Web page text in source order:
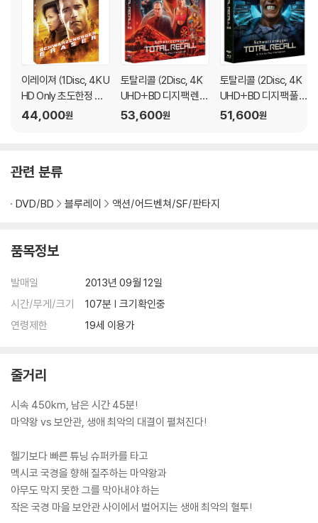
이레이져 (1Disc, 4K U
HD Only 초도한정 슬
립케이스) : 블루레이
44,000원
토탈리콜 (2Disc, 4K
UHD+BD 디지팩 렌티
큘러 풀슬립 한정판)
53,600원
토탈리콜 (2Disc, 4K
UHD+BD 디지팩 풀슬
립 한정판) (A Type) :
51,600원
관련 분류
DVD/BD 블루레이 액션/어드벤쳐/SF/판타지
품목정보
발매일
2013년 09월 12일
시간/무게/크기
107분 | 크기확인중
연령제한
19세 이용가
줄거리
시속 450km, 남은 시간 45분!
마약왕 vs 보안관, 생애 최악의 대결이 펼쳐진다!
헬기보다 빠른 튜닝 슈퍼카를 타고
멕시코 국경을 향해 질주하는 마약왕과
아무도 막지 못한 그를 막아내야 하는
작은 국경 마을 보안관 사이에서 벌어지는 생애 최악의 혈투!